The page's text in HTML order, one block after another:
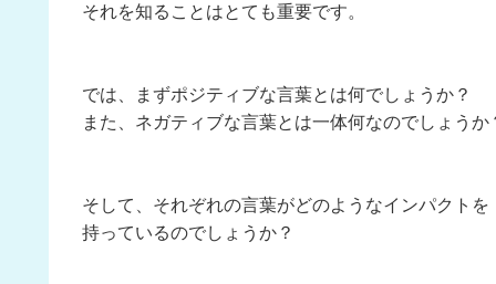
それを知ることはとても重要です。
では、まずポジティブな言葉とは何でしょうか？
また、ネガティブな言葉とは一体何なのでしょうか
そして、それぞれの言葉がどのようなインパクトを
持っているのでしょうか？